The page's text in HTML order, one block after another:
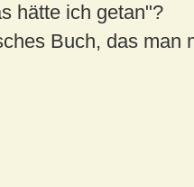
hätte ich getan"?
Buch, das man